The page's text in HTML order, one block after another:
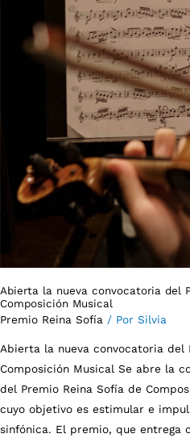
Abierta la nueva convocatoria del
Composición Musical
Premio Reina Sofía / Por Silvia
Abierta la nueva convocatoria del
Composición Musical Se abre la
del Premio Reina Sofía de
cuyo objetivo es estimular e
sinfónica. El premio, que entrega
Sofía